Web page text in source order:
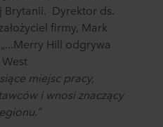
Brytanii. Dyrektor ds.
firmy, Mark
Hill odgrywa
miejsc pracy,
i wnosi znaczący